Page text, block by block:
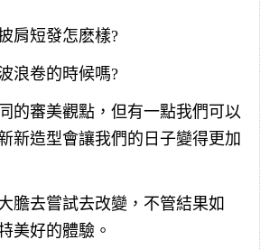
肩短發怎麽樣?
浪卷的時候嗎?
的審美觀點，但有一點我們可以
新造型會讓我們的日子變得更加
膽去嘗試去改變，不管結果如
美好的體驗。